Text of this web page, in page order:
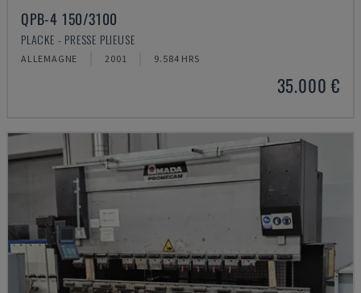
QPB-4 150/3100
PLACKE - PRESSE PLIEUSE
ALLEMAGNE 2001 9.584 HRS
35.000 €